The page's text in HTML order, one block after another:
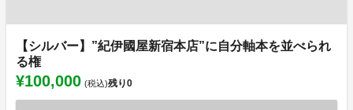
【シルバー】”紀伊國屋新宿本店”に自分軸本を並べられ
る権
¥100,000 (税込)残り0